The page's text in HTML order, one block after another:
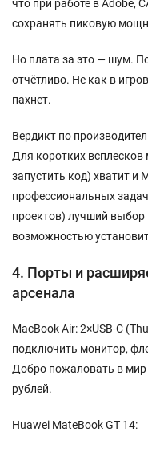
что при работе в Adobe,
сохранять пиковую
Но плата за это — шум.
отчётливо. Не как в
пахнет.
Вердикт по
Для коротких
запустить код) хватит и
профессиональных
проектов) лучший
возможностью
4. Порты и
арсенала
MacBook Air: 2×USB-C
подключить монитор,
Добро пожаловать в мир
рублей.
Huawei MateBook GT 14: